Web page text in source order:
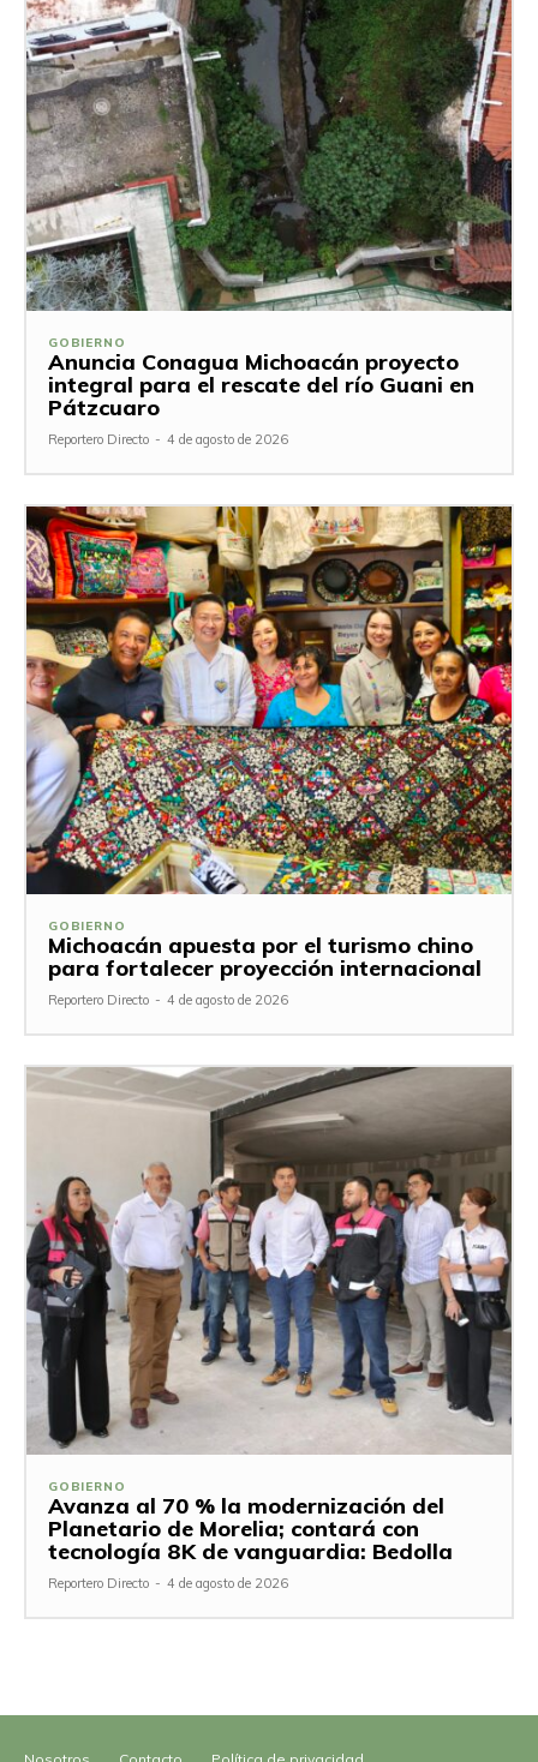
GOBIERNO
Anuncia Conagua Michoacán proyecto
integral para el rescate del río Guani en
Pátzcuaro
Reportero Directo - 4 de agosto de 2026
GOBIERNO
Michoacán apuesta por el turismo chino
para fortalecer proyección internacional
Reportero Directo - 4 de agosto de 2026
GOBIERNO
Avanza al 70 % la modernización del
Planetario de Morelia; contará con
tecnología 8K de vanguardia: Bedolla
Reportero Directo - 4 de agosto de 2026